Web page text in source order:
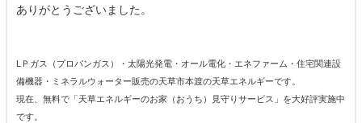
ありがとうございました。
LＰガス（プロパンガス）・太陽光発電・オール電化・エネファーム・住宅関連設
備機器・ミネラルウォーター販売の天草市本渡の天草エネルギーです。
現在、無料で「天草エネルギーのお家（おうち）見守りサービス」を大好評実施中
です。